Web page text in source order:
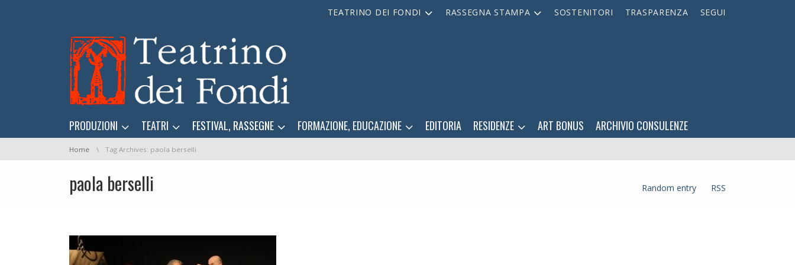
TEATRINO DEI FONDI RASSEGNA STAMPA SOSTENITORI TRASPARENZA SEGUI
Skip navigation
PRODUZIONI TEATRI FESTIVAL, RASSEGNE FORMAZIONE, EDUCAZIONE EDITORIA RESIDENZE ART BONUS ARCHIVIO CONSULENZE
You are here:
Home Tag Archives: paola berselli
paola berselli Random entry RSS